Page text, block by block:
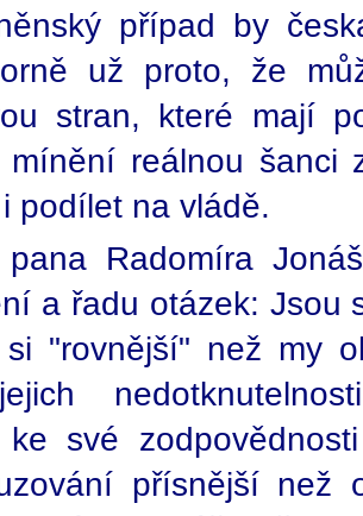
případ by
už proto, že
stran, které mají
mínění reálnou šanci
podílet na vládě.
pana Radomíra
a řadu otázek: Jsou
"rovnější" než my
ke své
přísnější než